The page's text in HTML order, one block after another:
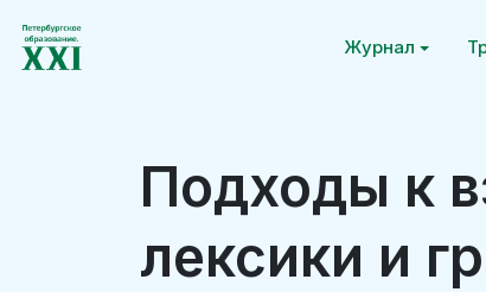
Журнал
Подходы к
лексики и